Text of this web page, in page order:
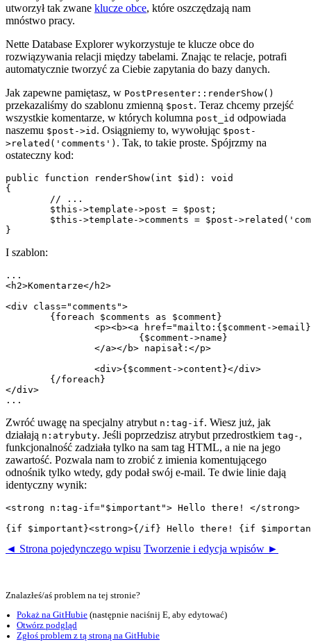
utworzył tak zwane klucze obce, które oszczędzają nam
mnóstwo pracy.
Nette Database Explorer wykorzystuje te klucze obce do
rozwiązywania relacji między tabelami. Znając te relacje, potrafi
automatycznie tworzyć za Ciebie zapytania do bazy danych.
Jak zapewne pamiętasz, w PostPresenter::renderShow()
przekazaliśmy do szablonu zmienną $post. Teraz chcemy przejść
wszystkie komentarze, w których kolumna post_id odpowiada
naszemu $post->id . Osiągniemy to, wywołując $post-
>related('comments') . Tak, to takie proste. Spójrzmy na
ostateczny kod:
public function renderShow(int $id): void
{
I szablon:
...
<h2>Komentarze</h2>
<div class="comments">
</div>
Zwróć uwagę na specjalny atrybut n:tag-if. Wiesz już, jak
działają n:atrybuty. Jeśli poprzedzisz atrybut przedrostkiem tag- ,
funkcjonalność zadziała tylko na sam tag HTML, a nie na jego
zawartość. Pozwala nam to zrobić z imienia komentującego
odnośnik tylko wtedy, gdy podał swój e-mail. Te dwie linie dają
identyczny wynik:
<strong n:tag-if="$important"> Hello there! </strong>
◄ Strona pojedynczego wpisu Tworzenie i edycja wpisów ►